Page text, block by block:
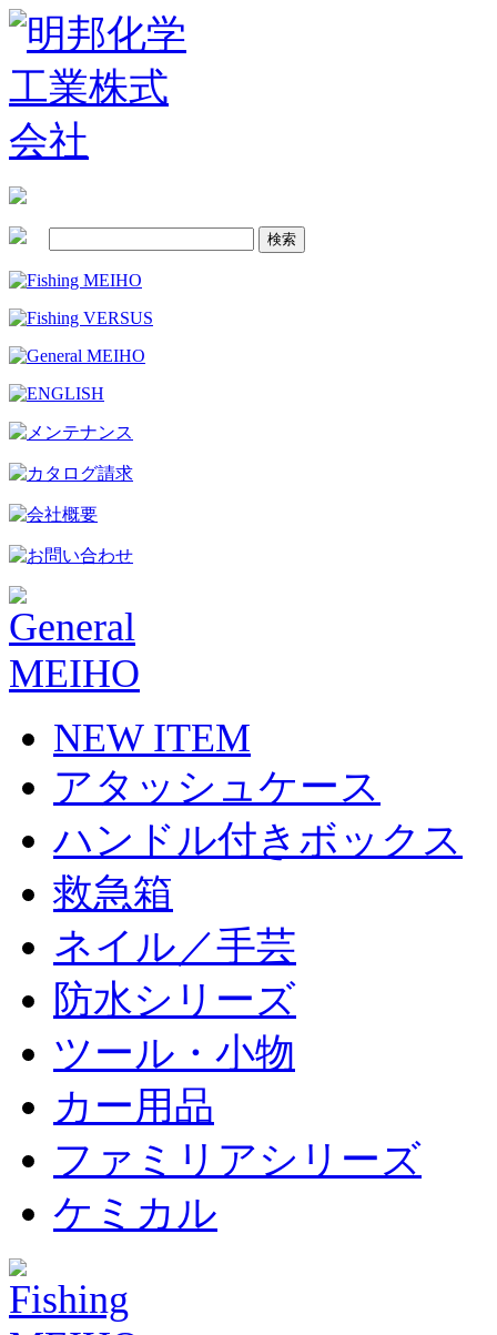
NEW ITEM
アタッシュケース
ハンドル付きボックス
救急箱
ネイル／手芸
防水シリーズ
ツール・小物
カー用品
ファミリアシリーズ
ケミカル